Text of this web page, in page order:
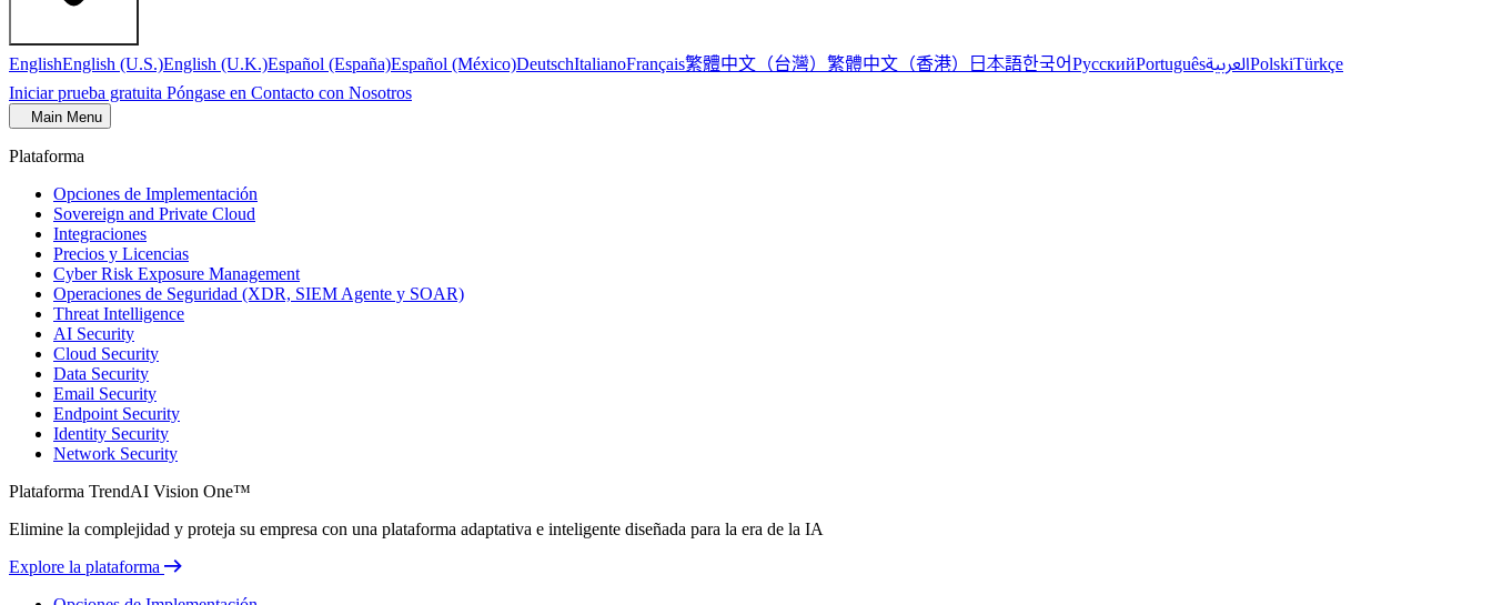
EnglishEnglish (U.S.)English (U.K.)Español (España)Español (México)DeutschItalianoFrançais繁體中文（台灣） 繁體中文（香港） 日本語한국어РусскийPortuguêsالعربيةPolskiTürkçe
Iniciar prueba gratuita Póngase en Contacto con Nosotros
Main Menu
Plataforma
Opciones de Implementación
Sovereign and Private Cloud
Integraciones
Precios y Licencias
Cyber Risk Exposure Management
Operaciones de Seguridad (XDR, SIEM Agente y SOAR)
Threat Intelligence
AI Security
Cloud Security
Data Security
Email Security
Endpoint Security
Identity Security
Network Security
Plataforma TrendAI Vision One™
Elimine la complejidad y proteja su empresa con una plataforma adaptativa e inteligente diseñada para la era de la IA
Explore la plataforma